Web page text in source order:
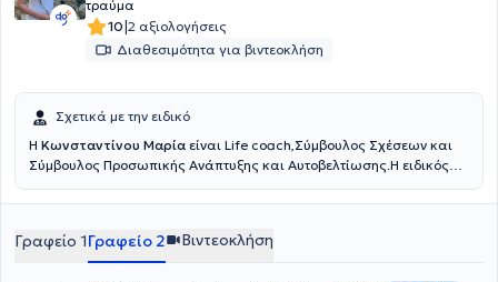
τραύμα
10|2 αξιολογήσεις
Διαθεσιμότητα για βιντεοκλήση
Σχετικά με την ειδικό
Η Κωνσταντίνου Μαρία είναι Life coach,Σύμβουλος Σχέσεων και
Σύμβουλος Προσωπικής Ανάπτυξης και Αυτοβελτίωσης.Η ειδικός
Πανεπιστήμιο Αθηνών (ΕΚΠΑ) καθώς και πιστοποιημένη ειδικός στο
Uninersity UK.
Γραφείο 1Γραφείο 2 Βιντεοκλήση